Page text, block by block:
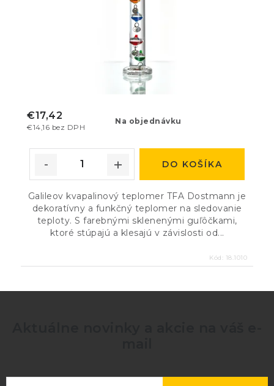
Na objednávku
€14,16 bez DPH
€17,42
DO KOŠÍKA
Galileov kvapalinový teplomer TFA Dostmann je
dekoratívny a funkčný teplomer na sledovanie
teploty. S farebnými sklenenými guľôčkami,
ktoré stúpajú a klesajú v závislosti od...
Kód: 18.1010